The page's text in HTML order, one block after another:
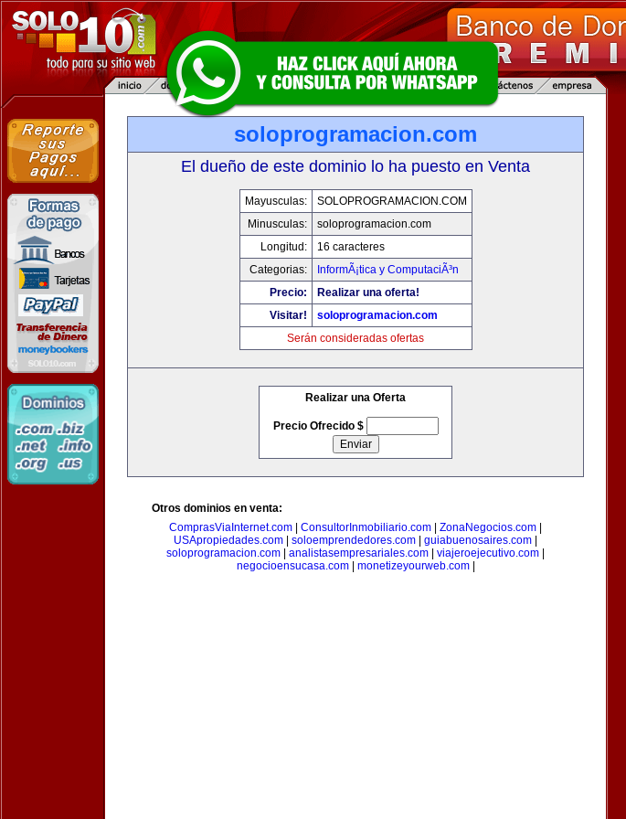
soloprogramacion.com
El dueño de este dominio lo ha puesto en Venta
Mayusculas:
SOLOPROGRAMACION.COM
Minusculas:
soloprogramacion.com
Longitud:
16 caracteres
Categorias:
InformÃ¡tica y ComputaciÃ³n
Precio:
Realizar una oferta!
Visitar!
soloprogramacion.com
Serán consideradas ofertas
Realizar una Oferta
Precio Ofrecido $
Otros dominios en venta:
ComprasViaInternet.com
ConsultorInmobiliario.com ZonaNegocios.com
USApropiedades.com
soloemprendedores.com guiabuenosaires.com
soloprogramacion.com
analistasempresariales.com viajeroejecutivo.com
negocioensucasa.com| monetizeyourweb.com|